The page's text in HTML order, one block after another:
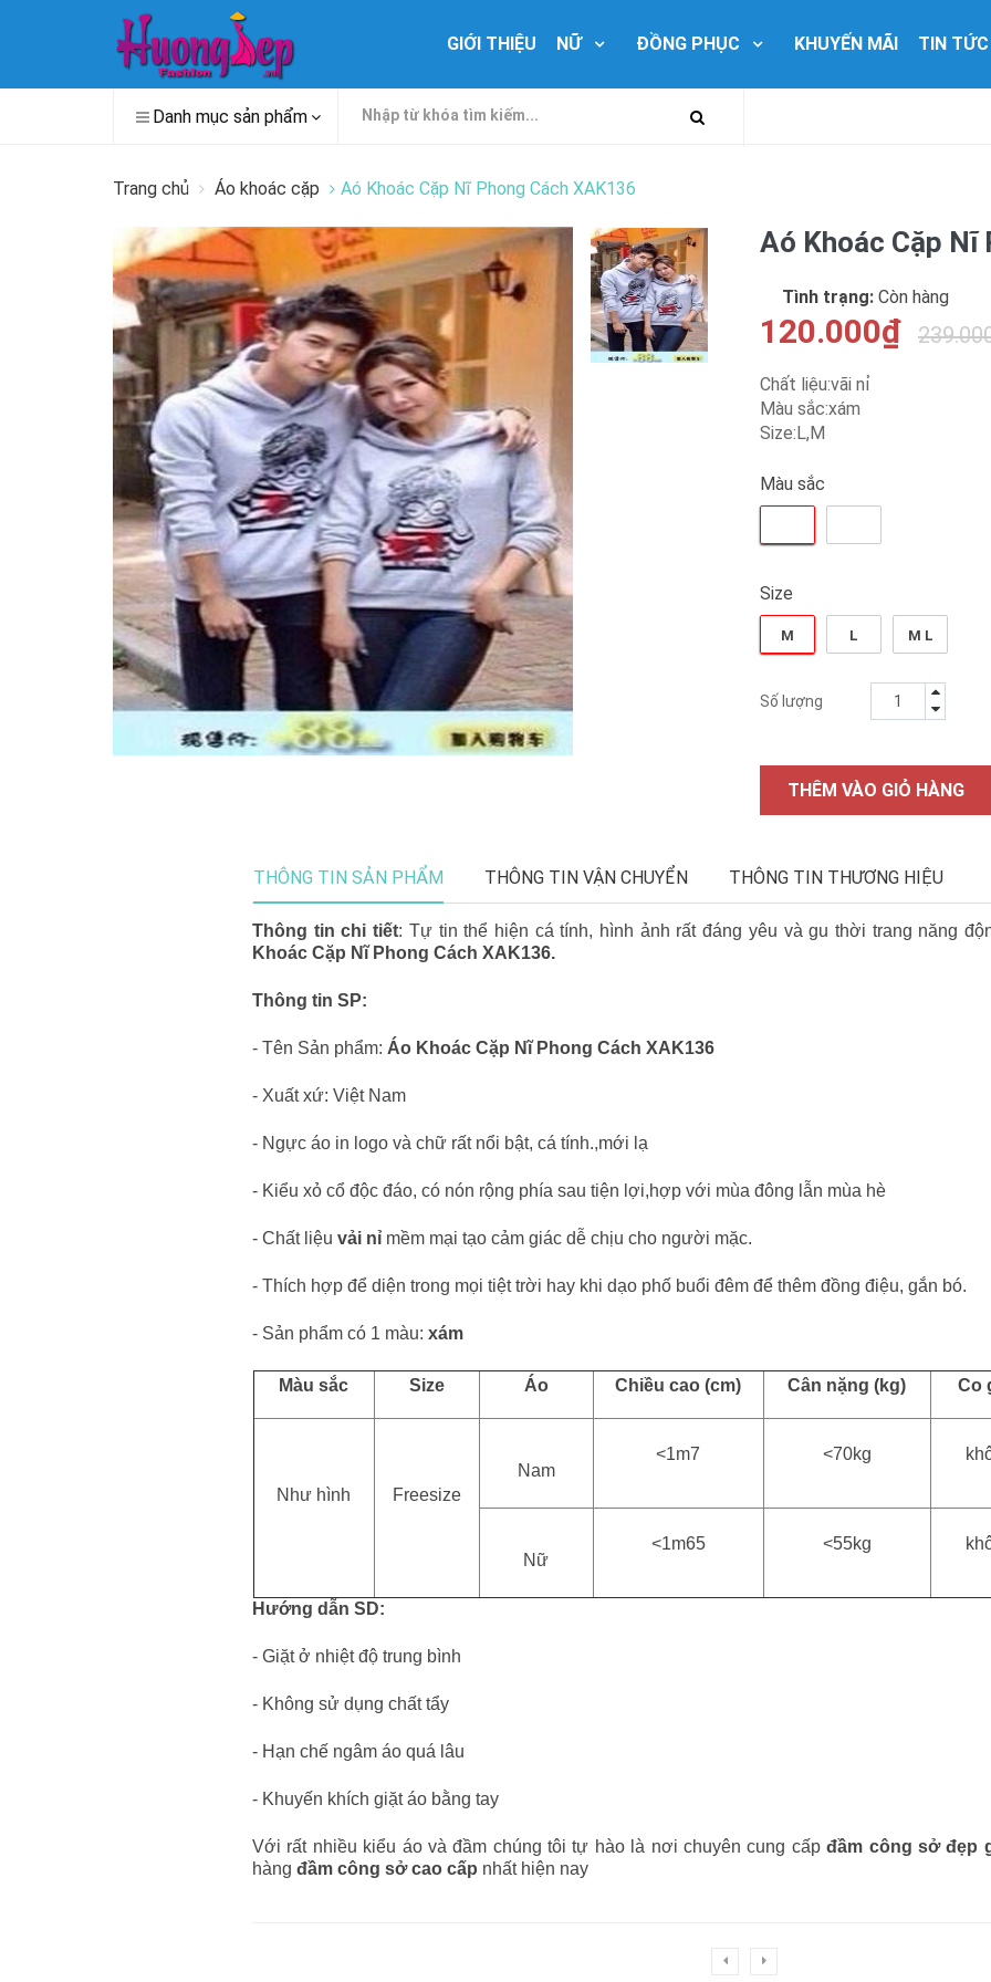
GIỚI THIỆU NỮ ĐỒNG PHỤC KHUYẾN MÃI TIN TỨC
Danh mục sản phẩm
Trang chủ Áo khoác cặp Aó Khoác Cặp Nĩ Phong Cách XAK136
Aó Khoác Cặp Nĩ
Tình trạng: Còn hàng
120.000₫
Chất liệu:vãi nỉ
Màu sắc:xám
Size:L,M
Màu sắc
Size
M L M L
Số lượng
THÊM VÀO GIỎ HÀNG
THÔNG TIN SẢN PHẨM THÔNG TIN VẬN CHUYỂN THÔNG TIN THƯƠNG HIỆU
Thông tin chi tiết: Tự tin thể hiện cá tính, hình ảnh rất đáng yêu và gu thời trang năng
Khoác Cặp Nĩ Phong Cách XAK136.
Thông tin SP:
- Tên Sản phẩm: Áo Khoác Cặp Nĩ Phong Cách XAK136
- Xuất xứ: Việt Nam
- Ngực áo in logo và chữ rất nổi bật, cá tính.,mới lạ
- Kiểu xỏ cổ độc đáo, có nón rộng phía sau tiện lợi,hợp với mùa đông lẫn mùa hè
- Chất liệu vải nỉ mềm mại tạo cảm giác dễ chịu cho người mặc.
- Thích hợp để diện trong mọi tiệt trời hay khi dạo phố buổi đêm để thêm đồng điệu, gắn bó.
- Sản phẩm có 1 màu: xám
Màu sắc Size Áo Chiều cao (cm) Cân nặng (kg) Co
Như hình Freesize
Nam
<1m7 <70kg
Nữ
<1m65 <55kg
Hướng dẫn SD:
- Giặt ở nhiệt độ trung bình
- Không sử dụng chất tẩy
- Hạn chế ngâm áo quá lâu
- Khuyến khích giặt áo bằng tay
Với rất nhiều kiểu áo và đầm chúng tôi tự hào là nơi chuyên cung cấpđầm công sở đẹp
hàng đầm công sở cao cấp nhất hiện nay